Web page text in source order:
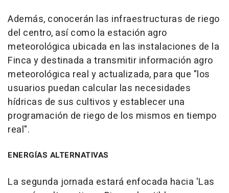
Además, conocerán las infraestructuras de riego
del centro, así como la estación agro
meteorológica ubicada en las instalaciones de la
Finca y destinada a transmitir información agro
meteorológica real y actualizada, para que "los
usuarios puedan calcular las necesidades
hídricas de sus cultivos y establecer una
programación de riego de los mismos en tiempo
real".
ENERGÍAS ALTERNATIVAS
La segunda jornada estará enfocada hacia 'Las